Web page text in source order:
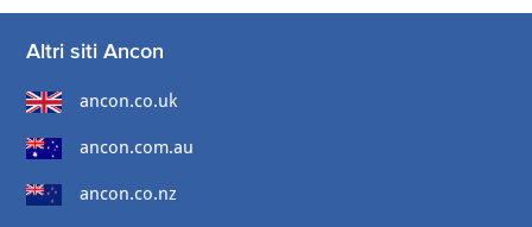
Altri siti Ancon
ancon.co.uk
ancon.com.au
ancon.co.nz